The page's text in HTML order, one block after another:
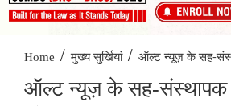
Home / मुख्य सुर्खियां / ऑल्ट न्यूज़ के सह-
ऑल्ट न्यूज़ के सह-संस्थापक